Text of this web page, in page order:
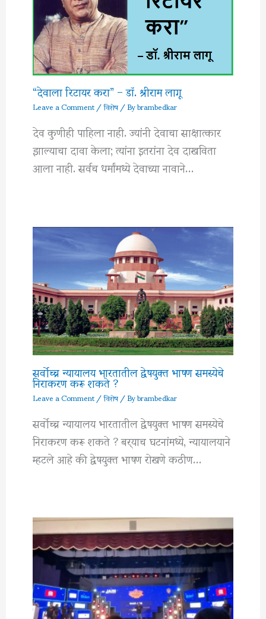
“देवाला रिटायर करा” – डॉ. श्रीराम लागू
Leave a Comment/विशेष/ Bybrambedkar
देव कुणीही पाहिला नाही. ज्यांनी देवाचा साक्षात्कार
झाल्याचा दावा केला; त्यांना इतरांना देव दाखविता
आला नाही. सर्वच धर्मांमध्ये देवाच्या नावाने…
सर्वोच्च न्यायालय भारतातील द्वेषयुक्त भाषण समस्येचे
निराकरण करू शकते ?
Leave a Comment/विशेष/ Bybrambedkar
सर्वोच्च न्यायालय भारतातील द्वेषयुक्त भाषण समस्येचे
निराकरण करू शकते ? बर्‍याच घटनांमध्ये, न्यायालयाने
म्हटले आहे की द्वेषयुक्त भाषण रोखणे कठीण…